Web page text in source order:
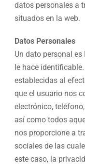
datos personales a
situados en la web.
Datos Personales
Un dato personal
le hace
establecidas al
que el usuario nos
electrónico,
así como todos
nos proporcione a
sociales de las
este caso, la